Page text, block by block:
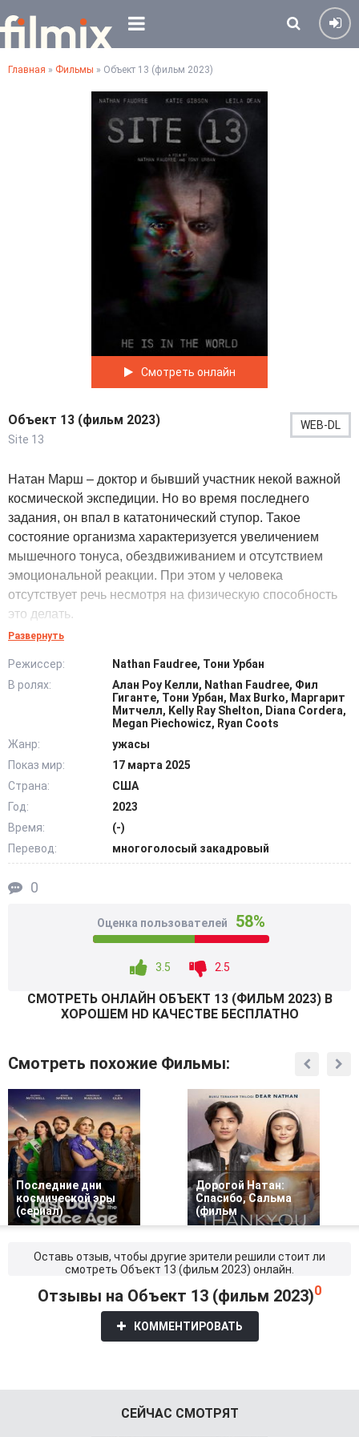
Главная » Фильмы » Объект 13 (фильм 2023)
Смотреть онлайн
Объект 13 (фильм 2023)
Site 13
WEB-DL
Натан Марш – доктор и бывший участник некой важной
космической экспедиции. Но во время последнего
задания, он впал в кататонический ступор. Такое
состояние организма характеризуется увеличением
мышечного тонуса, обездвиживанием и отсутствием
эмоциональной реакции. При этом у человека
отсутствует речь несмотря на физическую способность
это делать.
лечебнице и постепенно приходит в прежнее состояние.
Просматривая записи участка территории, где случилось
неладное, он с леденящим ужасом узнает, что выпустил
на свободу нечто ужасное… @Filmix.fan
Развернуть
Режиссер:
Nathan Faudree, Тони Урбан
В ролях:
Алан Роу Келли, Nathan Faudree, Фил
Гиганте, Тони Урбан, Max Burko, Маргарит
Митчелл, Kelly Ray Shelton, Diana Cordera,
Megan Piechowicz, Ryan Coots
Жанр:
ужасы
Показ мир:
17 марта 2025
Страна:
США
Год:
2023
Время:
(-)
Перевод:
многоголосый закадровый
0
Оценка пользователей 58%
3.5 2.5
СМОТРEТЬ ОНЛАЙН ОБЪЕКТ 13 (ФИЛЬМ 2023) В
ХОРОШЕМ HD КАЧЕСТВЕ БЕСПЛАТНО
Смотреть похожие Фильмы:
Последние дни
космической эры
(сериал)
Дорогой Натан:
Спасибо, Сальма
(фильм
Оставь отзыв, чтобы другие зрители решили стоит ли
смотреть Объект 13 (фильм 2023) онлайн.
Отзывы на Объект 13 (фильм 2023)0
КОММЕНТИРОВАТЬ
СЕЙЧАС СМОТРЯТ